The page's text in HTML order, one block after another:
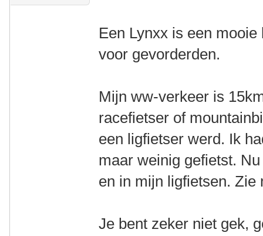
Een Lynxx is een
voor gevorderden.
Mijn ww-verkeer is
racefietser of
een ligfietser werd. Ik
maar weinig gefietst.
en in mijn ligfietsen. Zie
Je bent zeker niet gek,